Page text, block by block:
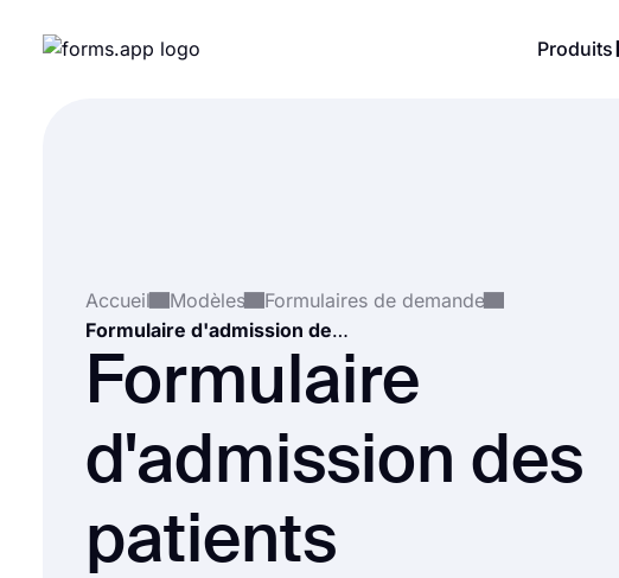
Produits
Accueil Modèles
Formulaires de demande
Formulaire d'admission des patients
Formulaire
d'admission des
patients